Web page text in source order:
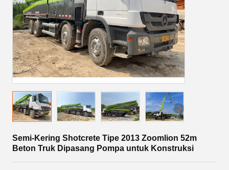
Semi-Kering Shotcrete Tipe 2013 Zoomlion 52m
Beton Truk Dipasang Pompa untuk Konstruksi